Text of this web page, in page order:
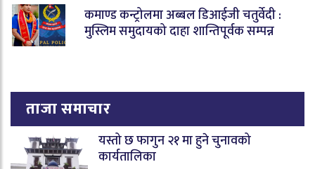
कमाण्ड कन्ट्रोलमा अब्बल डिआईजी चतुर्वेदी :
मुस्लिम समुदायको दाहा शान्तिपूर्वक सम्पन्न
ताजा समाचार
यस्तो छ फागुन २१ मा हुने चुनावको
कार्यतालिका